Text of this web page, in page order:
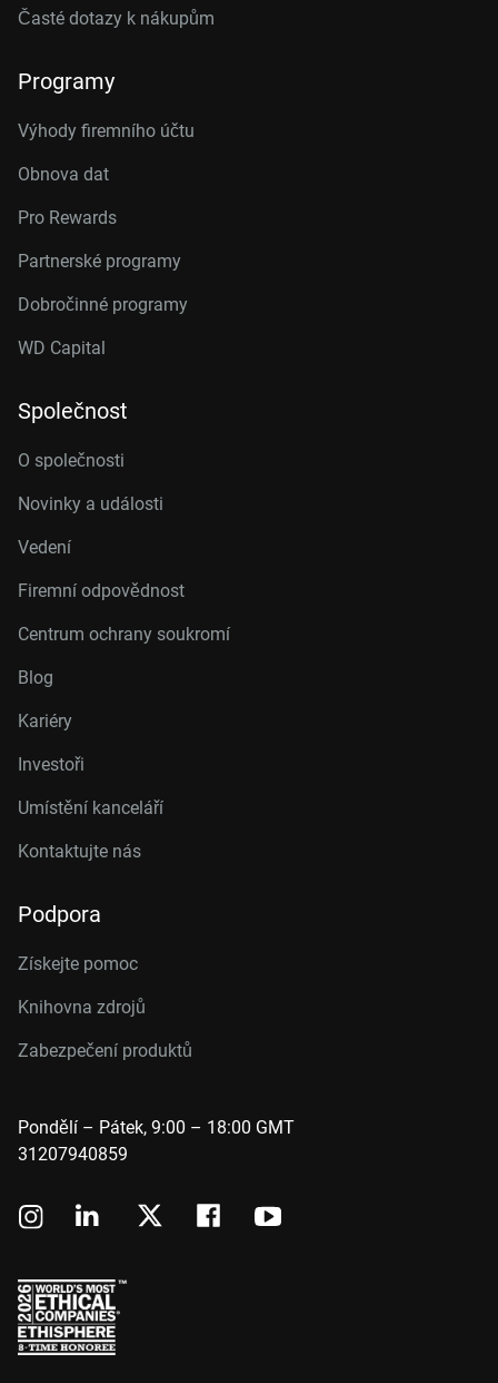
Časté dotazy k nákupům
Programy
Výhody firemního účtu
Obnova dat
Pro Rewards
Partnerské programy
Dobročinné programy
WD Capital
Společnost
O společnosti
Novinky a události
Vedení
Firemní odpovědnost
Centrum ochrany soukromí
Blog
Kariéry
Investoři
Umístění kanceláří
Kontaktujte nás
Podpora
Získejte pomoc
Knihovna zdrojů
Zabezpečení produktů
Pondělí – Pátek, 9:00 – 18:00 GMT
31207940859